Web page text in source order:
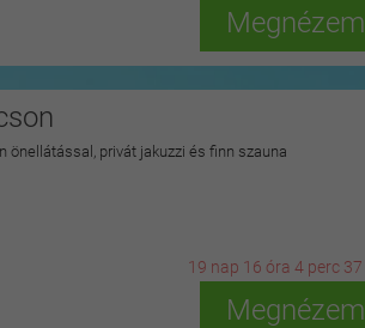
Megnézem
önellátással, privát jakuzzi és finn szauna
19 nap 16 óra 4 perc 35
Megnézem